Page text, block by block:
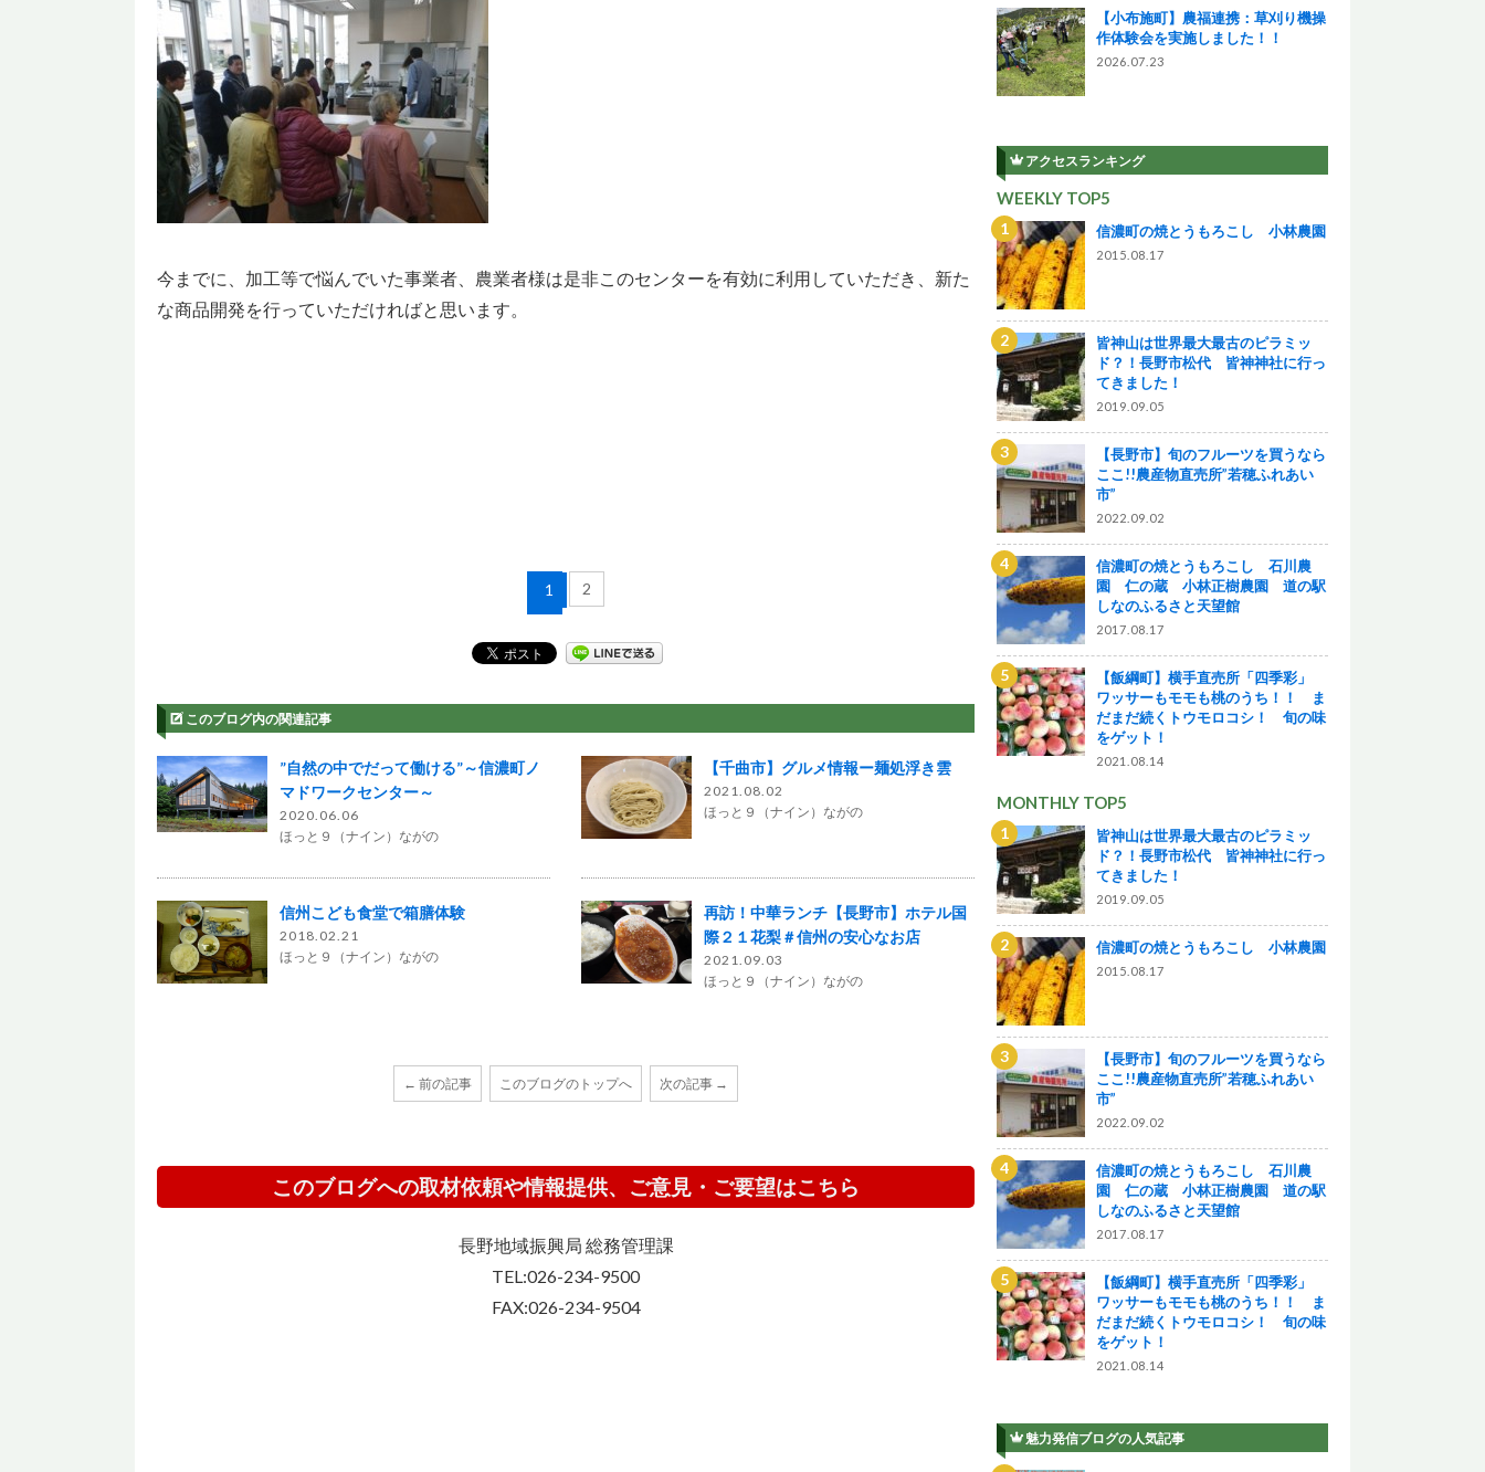
今までに、加工等で悩んでいた事業者、農業者様は是非このセンターを有効に利用していただき、新た
な商品開発を行っていただければと思います。
1 2
このブログ内の関連記事
”自然の中でだって働ける”～信濃町ノ
マドワークセンター～
2020.06.06
ほっと９（ナイン）ながの
【千曲市】グルメ情報ー麺処浮き雲
2021.08.02
ほっと９（ナイン）ながの
信州こども食堂で箱膳体験
2018.02.21
ほっと９（ナイン）ながの
再訪！中華ランチ【長野市】ホテル国
際２１花梨＃信州の安心なお店
2021.09.03
ほっと９（ナイン）ながの
← 前の記事 このブログのトップへ 次の記事 →
このブログへの取材依頼や情報提供、ご意見・ご要望はこちら
長野地域振興局 総務管理課
TEL:026-234-9500
FAX:026-234-9504
【小布施町】農福連携：草刈り機操
作体験会を実施しました！！
2026.07.23
アクセスランキング
WEEKLY TOP5
信濃町の焼とうもろこし 小林農園
2015.08.17
皆神山は世界最大最古のピラミッ
ド？！長野市松代 皆神神社に行っ
てきました！
2019.09.05
【長野市】旬のフルーツを買うなら
ここ!!農産物直売所”若穂ふれあい
市”
2022.09.02
信濃町の焼とうもろこし 石川農
園 仁の蔵 小林正樹農園 道の駅
しなのふるさと天望館
2017.08.17
【飯綱町】横手直売所「四季彩」
ワッサーもモモも桃のうち！！ ま
だまだ続くトウモロコシ！ 旬の味
をゲット！
2021.08.14
MONTHLY TOP5
皆神山は世界最大最古のピラミッ
ド？！長野市松代 皆神神社に行っ
てきました！
2019.09.05
信濃町の焼とうもろこし 小林農園
2015.08.17
【長野市】旬のフルーツを買うなら
ここ!!農産物直売所”若穂ふれあい
市”
2022.09.02
信濃町の焼とうもろこし 石川農
園 仁の蔵 小林正樹農園 道の駅
しなのふるさと天望館
2017.08.17
【飯綱町】横手直売所「四季彩」
ワッサーもモモも桃のうち！！ ま
だまだ続くトウモロコシ！ 旬の味
をゲット！
2021.08.14
魅力発信ブログの人気記事